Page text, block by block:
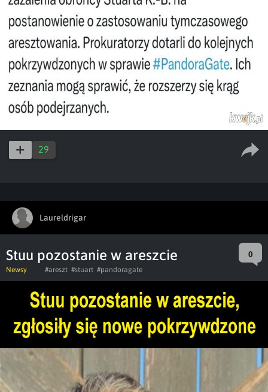
29
Laureldrigar
Stuu pozostanie w areszcie 0
Newsy #areszt #stuart #pandoragate